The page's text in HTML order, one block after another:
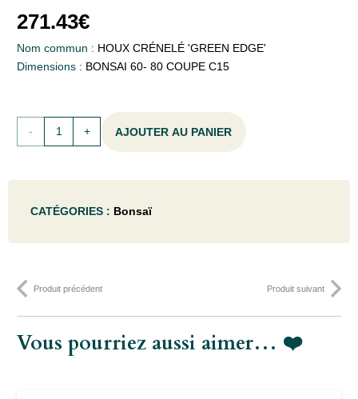
271.43€
Nom commun : HOUX CRÉNELÉ 'GREEN EDGE'
Dimensions : BONSAI 60- 80 COUPE C15
quantité
cren.
'Green
80COUPEC15
AJOUTER AU PANIER
CATÉGORIES : Bonsaï
Produit précédent Produit suivant
Vous pourriez aussi aimer… ❤️